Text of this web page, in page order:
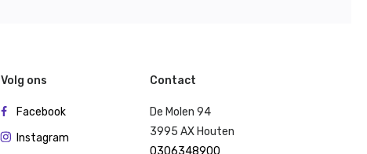
Volg ons
Facebook
Instagram
Contact
De Molen 94
3995 AX Houten
0306348900